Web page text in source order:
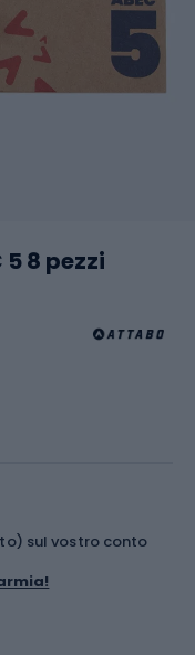
5 8 pezzi
sul vostro conto